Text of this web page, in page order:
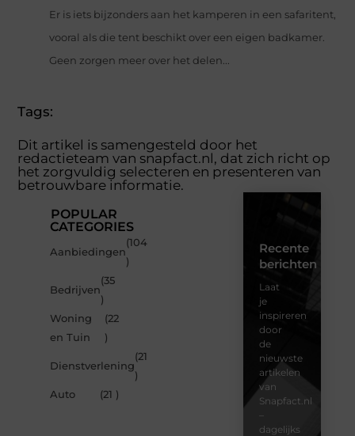
Er is iets bijzonders aan het kamperen in een safaritent,
vooral als die tent beschikt over een eigen badkamer.
Geen zorgen meer over het delen...
Tags:
Dit artikel is samengesteld door het
redactieteam van snapfact.nl, dat zich richt op
het zorgvuldig selecteren en presenteren van
betrouwbare informatie.
POPULAR
CATEGORIES
Aanbiedingen
(104
)
Bedrijven
(35
)
Woning
en Tuin
(22
)
Dienstverlening
(21
)
Auto
(21 )
Recente
berichten
Laat
je
inspireren
door
de
nieuwste
artikelen
van
Snapfact.nl
–
dagelijks